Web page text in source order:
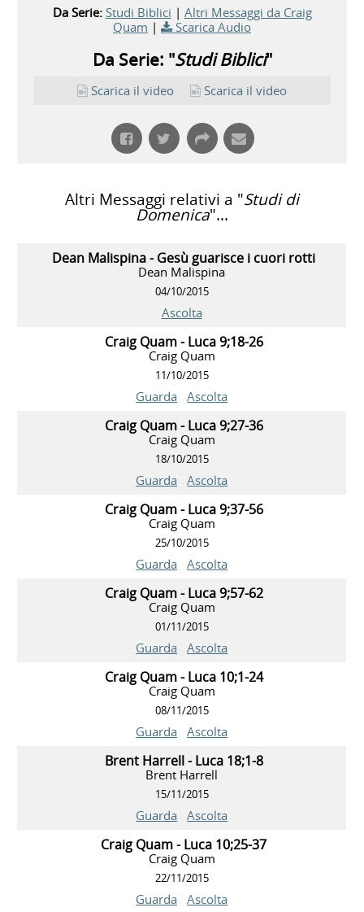
Da Serie: Studi Biblici | Altri Messaggi da Craig
Quam | Scarica Audio
Da Serie: "Studi Biblici"
Scarica il video Scarica il video
Altri Messaggi relativi a "Studi di
Domenica"...
Dean Malispina - Gesù guarisce i cuori rotti
Dean Malispina
04/10/2015
Ascolta
Craig Quam - Luca 9;18-26
Craig Quam
11/10/2015
Guarda Ascolta
Craig Quam - Luca 9;27-36
Craig Quam
18/10/2015
Guarda Ascolta
Craig Quam - Luca 9;37-56
Craig Quam
25/10/2015
Guarda Ascolta
Craig Quam - Luca 9;57-62
Craig Quam
01/11/2015
Guarda Ascolta
Craig Quam - Luca 10;1-24
Craig Quam
08/11/2015
Guarda Ascolta
Brent Harrell - Luca 18;1-8
Brent Harrell
15/11/2015
Guarda Ascolta
Craig Quam - Luca 10;25-37
Craig Quam
22/11/2015
Guarda Ascolta